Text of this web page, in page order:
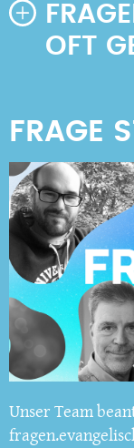
OFT
Unser Team